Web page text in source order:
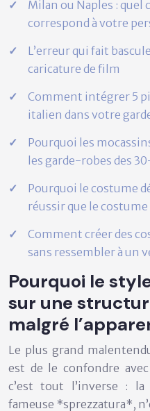
Milan ou Naples :
correspond à votre
L’erreur qui fait
caricature de film
Comment intégrer 5
italien dans votre
Pourquoi les
les garde-robes des
Pourquoi le costume
réussir que le costume
Comment créer des
sans ressembler à un
Pourquoi le
sur une
malgré
Le plus grand
est de le confondre
c’est tout l’inverse : la
fameuse *sprezzatura*,